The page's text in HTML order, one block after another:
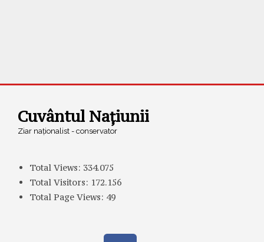
Cuvântul Națiunii
Ziar naționalist - conservator
Total Views: 334.075
Total Visitors: 172.156
Total Page Views: 49